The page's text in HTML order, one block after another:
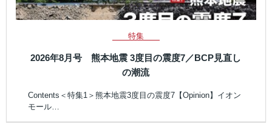
特集
2026年8月号 熊本地震 3度目の震度7／BCP見直し
の潮流
Contents＜特集1＞熊本地震3度目の震度7【Opinion】イオン
モール…